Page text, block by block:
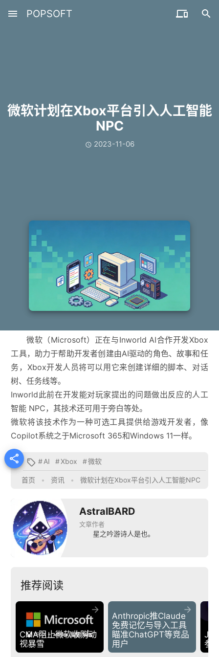
menu POPSOFT  
微软计划在Xbox平台引入人工智能
NPC
 2023-11-06
微软（Microsoft）正在与Inworld AI合作开发Xbox
工具，助力于帮助开发者创建由AI驱动的角色、故事和任
务，Xbox开发人员将可以用它来创建详细的脚本、对话
树、任务线等。
Inworld此前在开发能对玩家提出的问题做出反应的人工
智能 NPC，其技术还可用于旁白等处。
微软将该技术作为一种可选工具提供给游戏开发者，像
Copilot系统之于Microsoft 365和Windows 11一样。
  #AI #Xbox #微软
首页 • 资讯 • 微软计划在Xbox平台引入人工智能NPC
AstralBARD
文章作者
星之吟游诗人是也。
推荐阅读
CMA阻止微软收购动
视暴雪

Anthropic推Claude
免费记忆与导入工具
瞄准ChatGPT等竞品
用户

参